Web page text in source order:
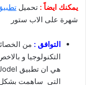
يمكنك ايضاً : تحميل
شهرة على الاب ستور
التوافق : من
التكنولوجيا و
التى ساهمت بشكل